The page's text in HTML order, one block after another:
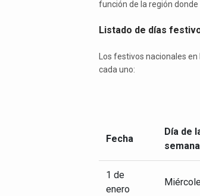
función de la región donde
Listado de días
Los festivos nacionales
cada uno:
Fecha
Día de
semana
1 de
enero